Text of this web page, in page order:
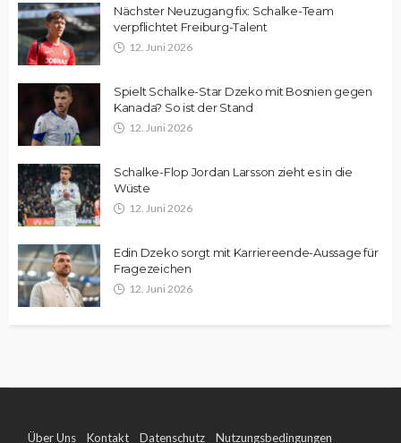
Nächster Neuzugang fix: Schalke-Team
verpflichtet Freiburg-Talent
12. Juni 2026
Spielt Schalke-Star Dzeko mit Bosnien gegen
Kanada? So ist der Stand
12. Juni 2026
Schalke-Flop Jordan Larsson zieht es in die
Wüste
12. Juni 2026
Edin Dzeko sorgt mit Karriereende-Aussage für
Fragezeichen
12. Juni 2026
Über Uns Kontakt Datenschutz Nutzungsbedingungen